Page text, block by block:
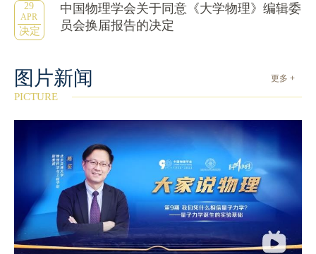
29
APR
决定
中国物理学会关于同意《大学物理》编辑委
员会换届报告的决定
更多 +
图片新闻
PICTURE